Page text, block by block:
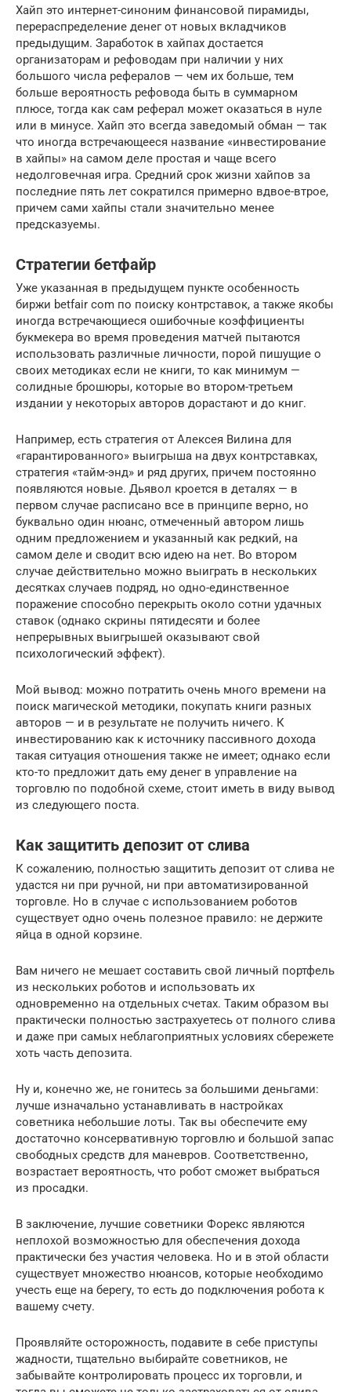
Хайп это интернет-синоним финансовой пирамиды,
перераспределение денег от новых вкладчиков
предыдущим. Заработок в хайпах достается
организаторам и рефоводам при наличии у них
большого числа рефералов — чем их больше, тем
больше вероятность рефовода быть в суммарном
плюсе, тогда как сам реферал может оказаться в нуле
или в минусе. Хайп это всегда заведомый обман — так
что иногда встречающееся название «инвестирование
в хайпы» на самом деле простая и чаще всего
недолговечная игра. Средний срок жизни хайпов за
последние пять лет сократился примерно вдвое-втрое,
причем сами хайпы стали значительно менее
предсказуемы.
Стратегии бетфайр
Уже указанная в предыдущем пункте особенность
биржи betfair com по поиску контрставок, а также якобы
иногда встречающиеся ошибочные коэффициенты
букмекера во время проведения матчей пытаются
использовать различные личности, порой пишущие о
своих методиках если не книги, то как минимум —
солидные брошюры, которые во втором-третьем
издании у некоторых авторов дорастают и до книг.
Например, есть стратегия от Алексея Вилина для
«гарантированного» выигрыша на двух контрставках,
стратегия «тайм-энд» и ряд других, причем постоянно
появляются новые. Дьявол кроется в деталях — в
первом случае расписано все в принципе верно, но
буквально один нюанс, отмеченный автором лишь
одним предложением и указанный как редкий, на
самом деле и сводит всю идею на нет. Во втором
случае действительно можно выиграть в нескольких
десятках случаев подряд, но одно-единственное
поражение способно перекрыть около сотни удачных
ставок (однако скрины пятидесяти и более
непрерывных выигрышей оказывают свой
психологический эффект).
Мой вывод: можно потратить очень много времени на
поиск магической методики, покупать книги разных
авторов — и в результате не получить ничего. К
инвестированию как к источнику пассивного дохода
такая ситуация отношения также не имеет; однако если
кто-то предложит дать ему денег в управление на
торговлю по подобной схеме, стоит иметь в виду вывод
из следующего поста.
Как защитить депозит от слива
К сожалению, полностью защитить депозит от слива не
удастся ни при ручной, ни при автоматизированной
торговле. Но в случае с использованием роботов
существует одно очень полезное правило: не держите
яйца в одной корзине.
Вам ничего не мешает составить свой личный портфель
из нескольких роботов и использовать их
одновременно на отдельных счетах. Таким образом вы
практически полностью застрахуетесь от полного слива
и даже при самых неблагоприятных условиях сбережете
хоть часть депозита.
Ну и, конечно же, не гонитесь за большими деньгами:
лучше изначально устанавливать в настройках
советника небольшие лоты. Так вы обеспечите ему
достаточно консервативную торговлю и большой запас
свободных средств для маневров. Соответственно,
возрастает вероятность, что робот сможет выбраться
из просадки.
В заключение, лучшие советники Форекс являются
неплохой возможностью для обеспечения дохода
практически без участия человека. Но и в этой области
существует множество нюансов, которые необходимо
учесть еще на берегу, то есть до подключения робота к
вашему счету.
Проявляйте осторожность, подавите в себе приступы
жадности, тщательно выбирайте советников, не
забывайте контролировать процесс их торговли, и